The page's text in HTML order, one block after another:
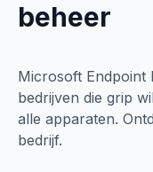
beheer
Microsoft Endpoint
bedrijven die grip
alle apparaten.
bedrijf.